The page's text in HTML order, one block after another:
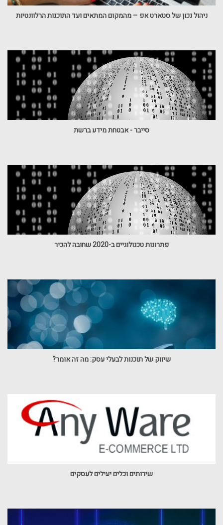
ניהול נכון של סטארט אפ – מהמקום המתאים ועד התוכנות הרלוונטיות
סייבר - אבטחת מידע ברשת
פתרונות טכנולוגיים ב-2020 שחובה להכיר
שיווק של תוכנות לבעלי עסק: מה זה אומר?
שירותים וכלים יעילים לעסקים